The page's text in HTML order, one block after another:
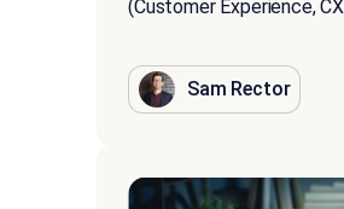
(Customer Experience,
Sam Rector